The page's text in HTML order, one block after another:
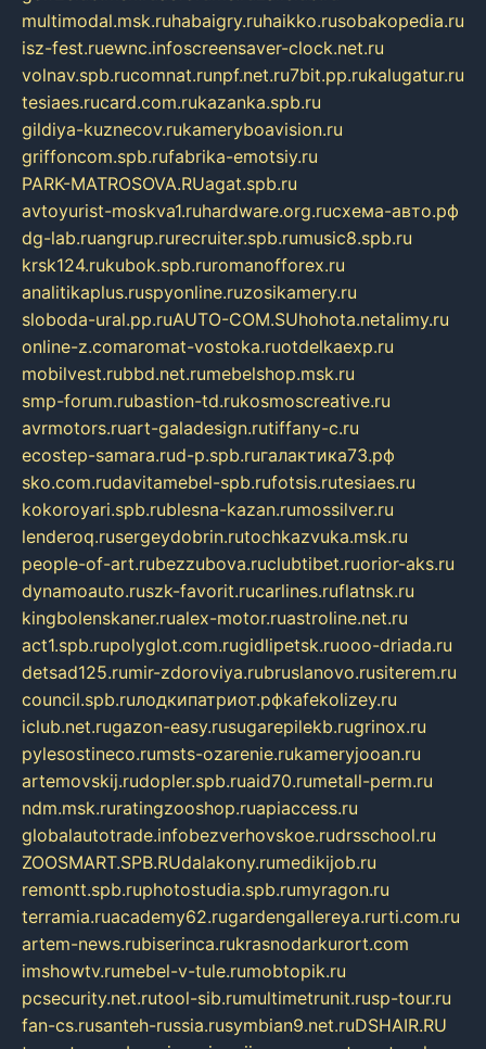
multimodal.msk.ruhabaigry.ruhaikko.rusobakopedia.ru
isz-fest.ruewnc.infoscreensaver-clock.net.ru
volnav.spb.rucomnat.runpf.net.ru7bit.pp.rukalugatur.ru
tesiaes.rucard.com.rukazanka.spb.ru
gildiya-kuznecov.rukameryboavision.ru
griffoncom.spb.rufabrika-emotsiy.ru
PARK-MATROSOVA.RUagat.spb.ru
avtoyurist-moskva1.ruhardware.org.ruсхема-авто.рф
dg-lab.ruangrup.rurecruiter.spb.rumusic8.spb.ru
krsk124.rukubok.spb.ruromanofforex.ru
analitikaplus.ruspyonline.ruzosikamery.ru
sloboda-ural.pp.ruAUTO-COM.SUhohota.netalimy.ru
online-z.comaromat-vostoka.ruotdelkaexp.ru
mobilvest.rubbd.net.rumebelshop.msk.ru
smp-forum.rubastion-td.rukosmoscreative.ru
avrmotors.ruart-galadesign.rutiffany-c.ru
ecostep-samara.rud-p.spb.ruгалактика73.рф
sko.com.rudavitamebel-spb.rufotsis.rutesiaes.ru
kokoroyari.spb.rublesna-kazan.rumossilver.ru
lenderoq.rusergeydobrin.rutochkazvuka.msk.ru
people-of-art.rubezzubova.ruclubtibet.ruorior-aks.ru
dynamoauto.ruszk-favorit.rucarlines.ruflatnsk.ru
kingbolenskaner.rualex-motor.ruastroline.net.ru
act1.spb.rupolyglot.com.rugidlipetsk.ruooo-driada.ru
detsad125.rumir-zdoroviya.rubruslanovo.rusiterem.ru
council.spb.ruлодкипатриот.рфkafekolizey.ru
iclub.net.rugazon-easy.rusugarepilekb.rugrinox.ru
pylesostineco.rumsts-ozarenie.rukameryjooan.ru
artemovskij.rudopler.spb.ruaid70.rumetall-perm.ru
ndm.msk.ruratingzooshop.ruapiaccess.ru
globalautotrade.infobezverhovskoe.rudrsschool.ru
ZOOSMART.SPB.RUdalakony.rumedikijob.ru
remontt.spb.ruphotostudia.spb.rumyragon.ru
terramia.ruacademy62.rugardengallereya.rurti.com.ru
artem-news.rubiserinca.rukrasnodarkurort.com
imshowtv.rumebel-v-tule.rumobtopik.ru
pcsecurity.net.rutool-sib.rumultimetrunit.rusp-tour.ru
fan-cs.rusanteh-russia.rusymbian9.net.ruDSHAIR.RU